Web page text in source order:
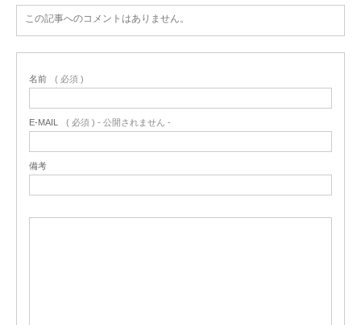
この記事へのコメントはありません。
名前 ( 必須 )
E-MAIL ( 必須 ) - 公開されません -
備考